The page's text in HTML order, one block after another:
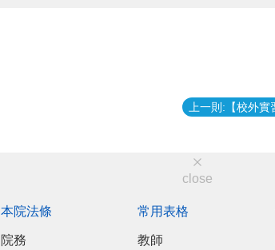
close
本院法條
院務
常用表格
教師